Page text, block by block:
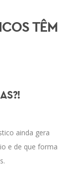
TÊM
ainda gera
e de que forma